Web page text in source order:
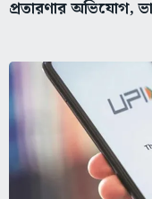
প্রতারণার অভিযোগ,